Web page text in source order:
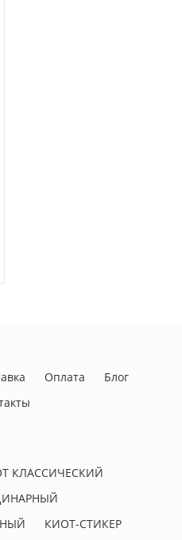
Оплата
Блог
КЛАССИЧЕСКИЙ
КИОТ-СТИКЕР